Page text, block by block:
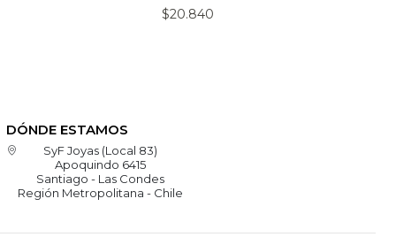
$20.840
DÓNDE ESTAMOS
SyF Joyas (Local 83)
Apoquindo 6415
Santiago - Las Condes
Región Metropolitana - Chile